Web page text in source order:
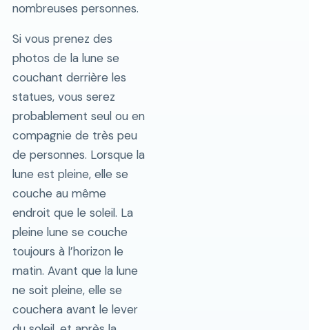
nombreuses personnes.
Si vous prenez des
photos de la lune se
couchant derrière les
statues, vous serez
probablement seul ou en
compagnie de très peu
de personnes. Lorsque la
lune est pleine, elle se
couche au même
endroit que le soleil. La
pleine lune se couche
toujours à l’horizon le
matin. Avant que la lune
ne soit pleine, elle se
couchera avant le lever